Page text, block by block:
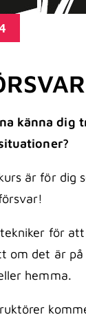
känna dig
är för dig
för
om det är
hemma.